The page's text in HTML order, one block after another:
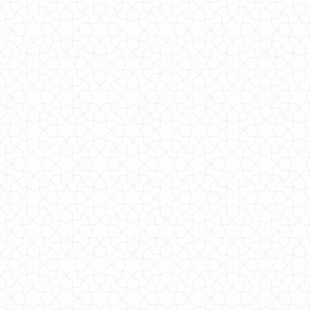
Модная вязаная шапка женская с помпоном
370.00грн.
Модная женская шапка с ушками кошка
330.00грн.